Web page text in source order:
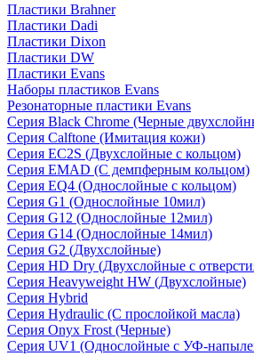
Пластики Brahner
Пластики Dadi
Пластики Dixon
Пластики DW
Пластики Evans
Наборы пластиков Evans
Резонаторные пластики Evans
Серия Black Chrome (Черные
Серия Calftone (Имитация кожи)
Серия EC2S (Двухслойные с кольцом)
Серия EMAD (С демпферным кольцом)
Серия EQ4 (Однослойные с кольцом)
Серия G1 (Однослойные 10мил)
Серия G12 (Однослойные 12мил)
Серия G14 (Однослойные 14мил)
Серия G2 (Двухслойные)
Серия HD Dry (Двухслойные с
Серия Heavyweight HW (Двухслойные)
Серия Hybrid
Серия Hydraulic (С прослойкой масла)
Серия Onyx Frost (Черные)
Серия UV1 (Однослойные с УФ-